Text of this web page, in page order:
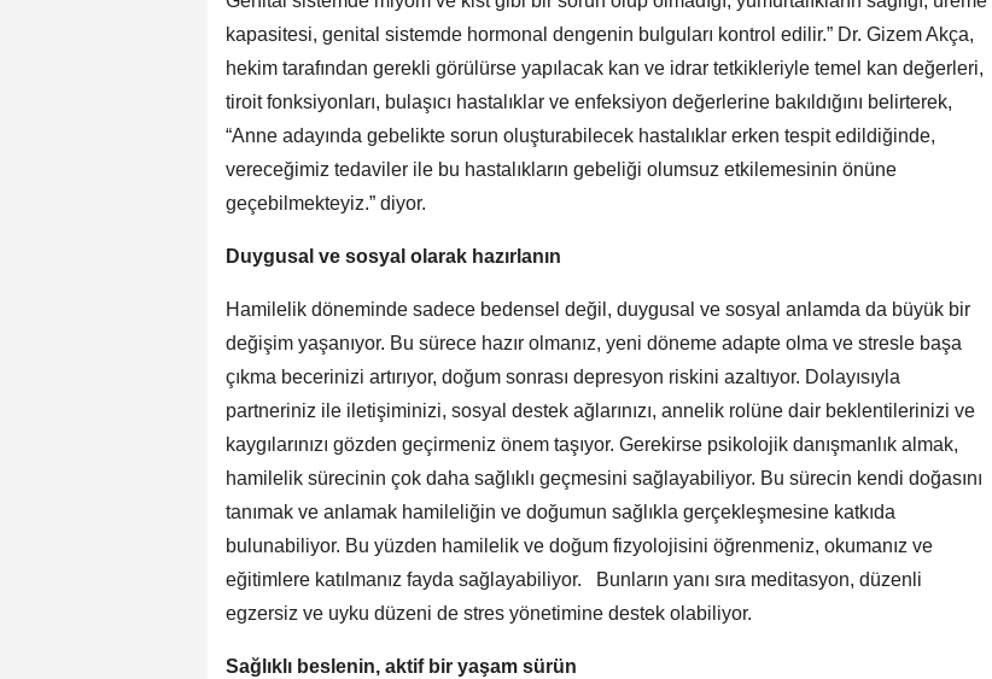
kapasitesi, genital sistemde hormonal dengenin bulguları kontrol edilir.” Dr. Gizem Akça,
hekim tarafından gerekli görülürse yapılacak kan ve idrar tetkikleriyle temel kan değerleri,
tiroit fonksiyonları, bulaşıcı hastalıklar ve enfeksiyon değerlerine bakıldığını belirterek,
“Anne adayında gebelikte sorun oluşturabilecek hastalıklar erken tespit edildiğinde,
vereceğimiz tedaviler ile bu hastalıkların gebeliği olumsuz etkilemesinin önüne
geçebilmekteyiz.” diyor.
Duygusal ve sosyal olarak hazırlanın
Hamilelik döneminde sadece bedensel değil, duygusal ve sosyal anlamda da büyük bir
değişim yaşanıyor. Bu sürece hazır olmanız, yeni döneme adapte olma ve stresle başa
çıkma becerinizi artırıyor, doğum sonrası depresyon riskini azaltıyor. Dolayısıyla
partneriniz ile iletişiminizi, sosyal destek ağlarınızı, annelik rolüne dair beklentilerinizi ve
kaygılarınızı gözden geçirmeniz önem taşıyor. Gerekirse psikolojik danışmanlık almak,
hamilelik sürecinin çok daha sağlıklı geçmesini sağlayabiliyor. Bu sürecin kendi doğasını
tanımak ve anlamak hamileliğin ve doğumun sağlıkla gerçekleşmesine katkıda
bulunabiliyor. Bu yüzden hamilelik ve doğum fizyolojisini öğrenmeniz, okumanız ve
eğitimlere katılmanız fayda sağlayabiliyor. Bunların yanı sıra meditasyon, düzenli
egzersiz ve uyku düzeni de stres yönetimine destek olabiliyor.
Sağlıklı beslenin, aktif bir yaşam sürün